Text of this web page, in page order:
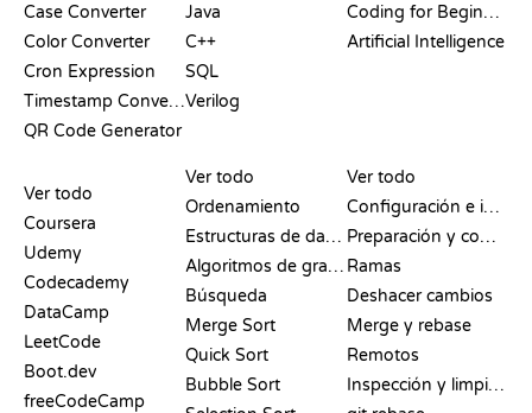
Case Converter
Color Converter
Cron Expression
Timestamp Converter
QR Code Generator
Java
C++
SQL
Verilog
Coding for Beginners
Artificial Intelligence
Ver todo
Coursera
Udemy
Codecademy
DataCamp
LeetCode
Boot.dev
freeCodeCamp
Ver todo
Ordenamiento
Estructuras de datos
Algoritmos de grafos
Búsqueda
Merge Sort
Quick Sort
Bubble Sort
Ver todo
Configuración e inicio
Preparación y commit
Ramas
Deshacer cambios
Merge y rebase
Remotos
Inspección y limpieza